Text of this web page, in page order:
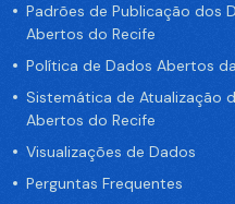
Padrões de Publicação dos
Abertos do Recife
Política de Dados Abertos
Sistemática de Atualização
Abertos do Recife
Visualizações de Dados
Perguntas Frequentes